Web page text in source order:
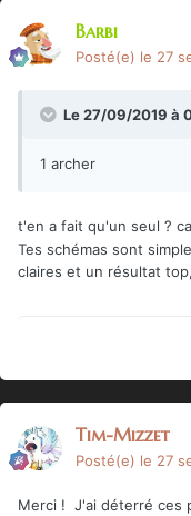
Barbi
Posté(e) le 27
Le 27/09/2019 à
1 archer
t'en a fait qu'un seul ?
Tes schémas sont
claires et un résultat
Tim-Mizzet
Posté(e) le 27
Merci ! J'ai déterré ces